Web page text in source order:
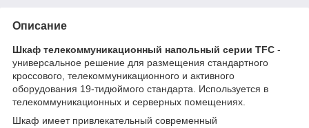
Описание
Шкаф телекоммуникационный напольный серии TFC -
универсальное решение для размещения стандартного
кроссового, телекоммуникационного и активного
оборудования 19-тидюймого стандарта. Используется в
телекоммуникационных и серверных помещениях.
Шкаф имеет привлекательный современный